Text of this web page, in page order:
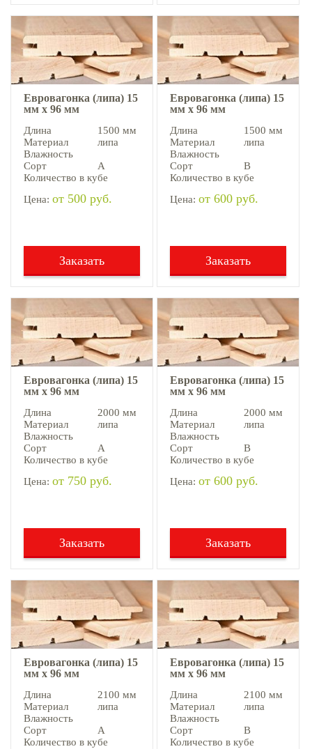
Евровагонка (липа) 15
мм х 96 мм
Длина
1500 мм
Материал
липа
Влажность
Сорт
А
Количество в кубе
Цена: от 500 руб.
Заказать
Евровагонка (липа) 15
мм х 96 мм
Длина
1500 мм
Материал
липа
Влажность
Сорт
В
Количество в кубе
Цена: от 600 руб.
Заказать
Евровагонка (липа) 15
мм х 96 мм
Длина
2000 мм
Материал
липа
Влажность
Сорт
А
Количество в кубе
Цена: от 750 руб.
Заказать
Евровагонка (липа) 15
мм х 96 мм
Длина
2000 мм
Материал
липа
Влажность
Сорт
В
Количество в кубе
Цена: от 600 руб.
Заказать
Евровагонка (липа) 15
мм х 96 мм
Длина
2100 мм
Материал
липа
Влажность
Сорт
А
Количество в кубе
Евровагонка (липа) 15
мм х 96 мм
Длина
2100 мм
Материал
липа
Влажность
Сорт
В
Количество в кубе